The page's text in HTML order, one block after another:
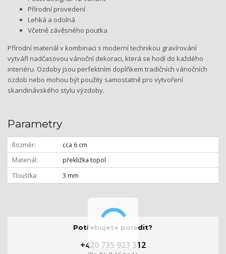
Přírodní provedení
Lehká a odolná
Včetně závěsného poutka
Přírodní materiál v kombinaci s moderní technikou gravírování
vytváří nadčasovou vánoční dekoraci, která se hodí do každého
interiéru. Ozdoby jsou perfektním doplňkem tradičních vánočních
ozdob nebo mohou být použity samostatně pro vytvoření
skandinávského stylu výzdoby.
Parametry
Rozměr
cca 6 cm
Materiál
překližka topol
Tloušťka
3 mm
Potřebujete poradit?
+420 735 923 312